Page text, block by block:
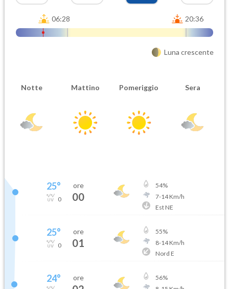
06:28 20:36
Luna crescente
Notte Mattino Pomeriggio Sera
25°
0
ore
00
54%
7-14Km/h
Est NE
25°
0
ore
01
55%
8-14Km/h
Nord E
24° ore 56%